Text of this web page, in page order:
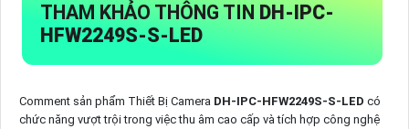
THAM KHẢO THÔNG TIN DH-IPC-
HFW2249S-S-LED
Comment sản phẩm Thiết Bị Camera DH-IPC-HFW2249S-S-LED có
chức năng vượt trội trong việc thu âm cao cấp và tích hợp công nghệ